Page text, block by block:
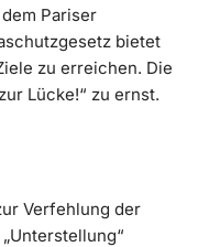
Pariser
bietet
zu erreichen. Die
Lücke!“ zu ernst.
Verfehlung der